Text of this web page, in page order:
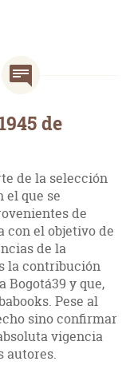
de
de la selección
el que se
de
con el objetivo de
de la
la contribución
Bogotá39 y que,
Pese al
sino confirmar
vigencia
autores.